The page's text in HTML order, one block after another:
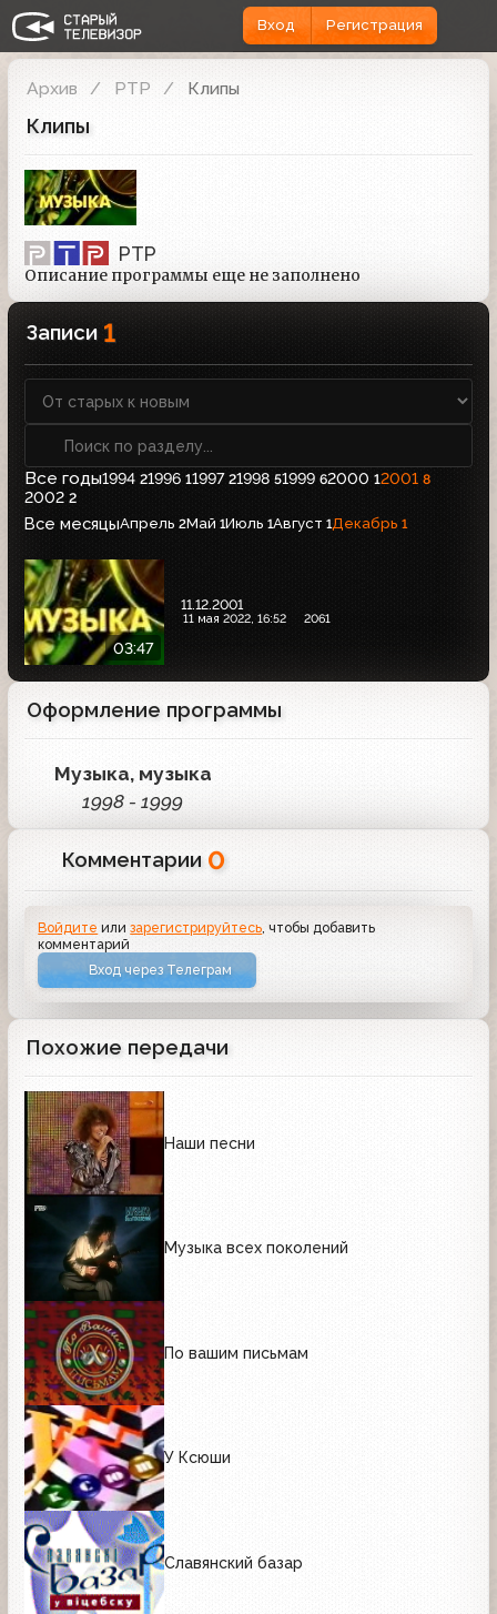
Вход Регистрация
Архив РТР Клипы
Клипы
РТР
Описание программы еще не заполнено
Записи 1
Все годы1994 21996 11997 21998 51999 62000 12001 8
2002 2
Все месяцыАпрель 2Май 1Июль 1Август 1Декабрь 1
03:47
11.12.2001
11 мая 2022, 16:52 2061
Оформление программы
Музыка, музыка
1998 - 1999
Комментарии 0
Войдите илизарегистрируйтесь, чтобы добавить
комментарий
Вход через Телеграм
Похожие передачи
Наши песни
Музыка всех поколений
По вашим письмам
У Ксюши
Славянский базар